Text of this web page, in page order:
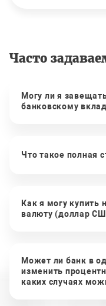
Часто
Могу ли я
банковскому
Что такое полная
Как я могу купить
валюту (доллар
Может ли банк в
изменить
каких случаях